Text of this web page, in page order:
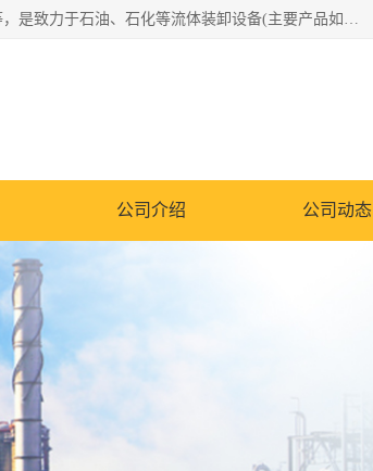
连云港众邦石化设备制造有限公司是一家鹤管厂家主营：鹤管、装车鹤管等，是致力于石油、石化等流体装卸设备(主要产品如鹤管、输油臂、脱缆钩等)的咨询、设计、制造、检测、安装指导、系统调试、维修维护等业务的公司。
公司介绍 公司动态